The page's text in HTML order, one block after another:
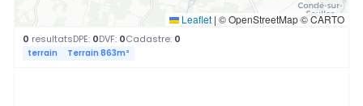
0 resultatsDPE: 0DVF: 0Cadastre: 0
terrain Terrain 863m²
Leaflet | © OpenStreetMap © CARTO